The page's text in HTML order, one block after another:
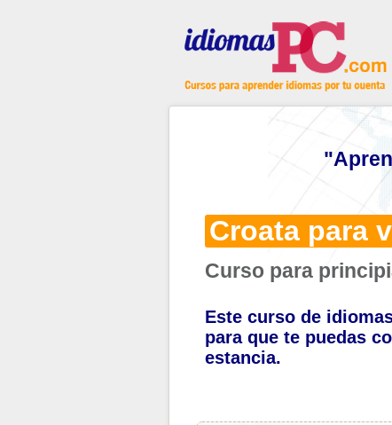
Croata para
Curso para
Este curso de
para que te puedas
estancia.